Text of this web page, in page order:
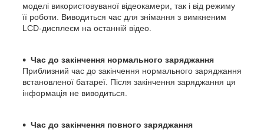
моделі використовуваної відеокамери, так і від режиму
її роботи. Виводиться час для знімання з вимкненим
LCD-дисплеєм на останній відео.
Час до закінчення нормального заряджання
Приблизний час до закінчення нормального заряджання
встановленої батареї. Після закінчення заряджання ця
інформація не виводиться.
Час до закінчення повного заряджання